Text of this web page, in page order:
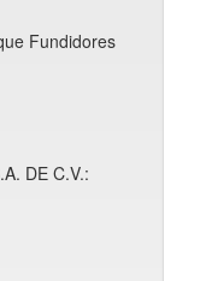
Fundidores
DE C.V.: